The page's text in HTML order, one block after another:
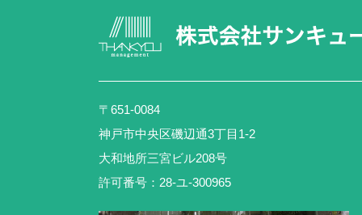
〒651-0084
神戸市中央区磯辺通3丁目1-2
大和地所三宮ビル208号
許可番号：28-ユ-300965